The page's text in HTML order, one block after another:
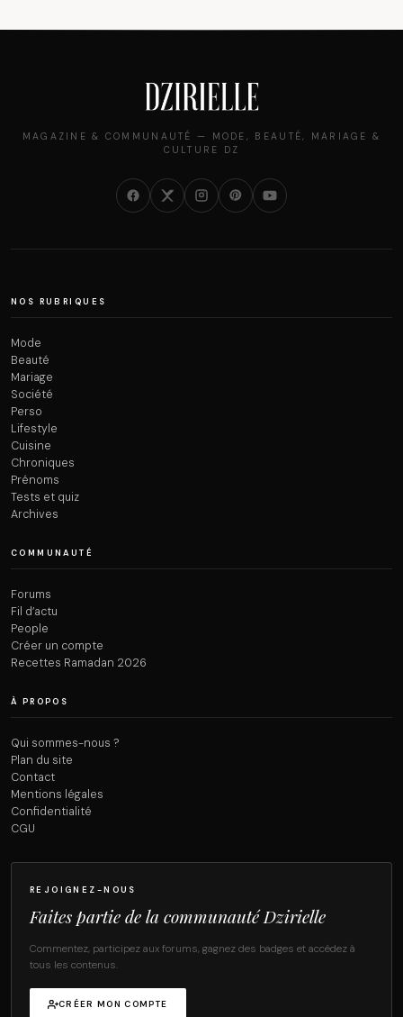
MAGAZINE & COMMUNAUTÉ — MODE, BEAUTÉ, MARIAGE &
CULTURE DZ
NOS RUBRIQUES
Mode
Beauté
Mariage
Société
Perso
Lifestyle
Cuisine
Chroniques
Prénoms
Tests et quiz
Archives
COMMUNAUTÉ
Forums
Fil d’actu
People
Créer un compte
Recettes Ramadan 2026
À PROPOS
Qui sommes-nous ?
Plan du site
Contact
Mentions légales
Confidentialité
CGU
REJOIGNEZ-NOUS
Faites partie de la communauté Dzirielle
Commentez, participez aux forums, gagnez des badges et accédez à
tous les contenus.
CRÉER MON COMPTE